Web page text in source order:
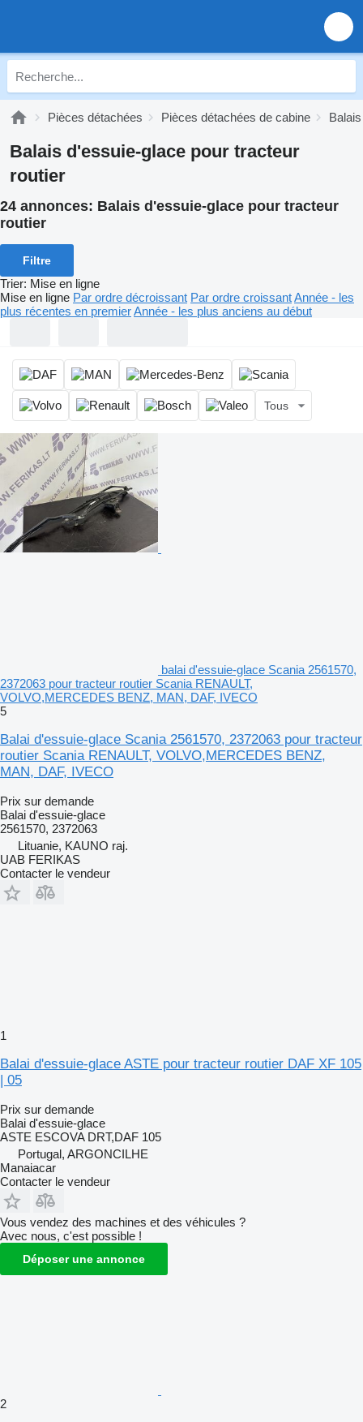
Pièces détachées Pièces détachées de cabine
Balais d'essuie-glace pour tracteur
routier
24 annonces: Balais d'essuie-glace pour tracteur
routier
Filtre
Trier: Mise en ligne
Mise en ligne Par ordre décroissant Par ordre croissantAnnée - les
plus récentes en premierAnnée - les plus anciens au début
Tous
balai d'essuie-glace Scania 2561570,
2372063 pour tracteur routier Scania RENAULT,
VOLVO,MERCEDES BENZ, MAN, DAF, IVECO
5
Balai d'essuie-glace Scania 2561570, 2372063 pour tracteur
routier Scania RENAULT, VOLVO,MERCEDES BENZ,
MAN, DAF, IVECO
Prix sur demande
Balai d'essuie-glace
2561570, 2372063
Lituanie, KAUNO raj.
UAB FERIKAS
Contacter le vendeur
1
Balai d'essuie-glace ASTE pour tracteur routier DAF XF 105
| 05
Prix sur demande
Balai d'essuie-glace
ASTE ESCOVA DRT,DAF 105
Portugal, ARGONCILHE
Manaiacar
Contacter le vendeur
Vous vendez des machines et des véhicules ?
Avec nous, c'est possible !
Déposer une annonce
2